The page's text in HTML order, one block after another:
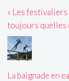
« Les
toujours quelles
La baignade en